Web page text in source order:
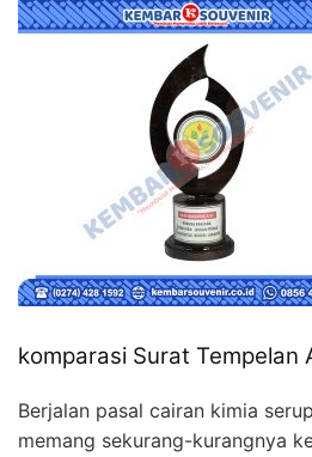
komparasi Surat Tempelan
Berjalan pasal cairan kimia
memang sekurang-kurangnya